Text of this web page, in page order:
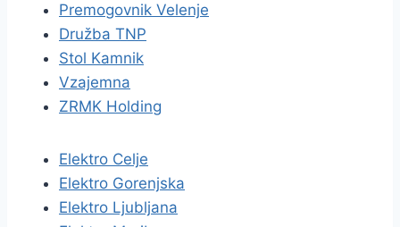
Premogovnik Velenje
Družba TNP
Stol Kamnik
Vzajemna
ZRMK Holding
Elektro Celje
Elektro Gorenjska
Elektro Ljubljana